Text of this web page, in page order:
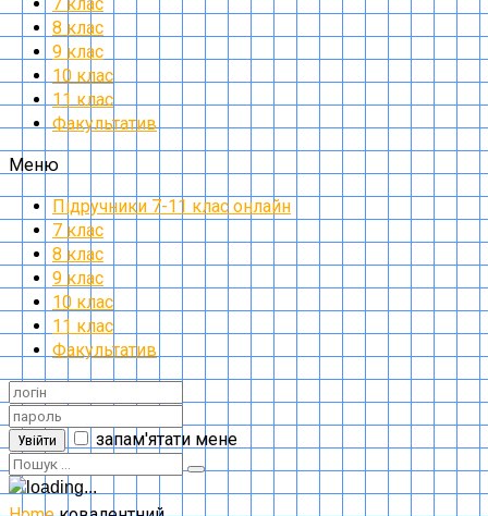
8 клас
9 клас
10 клас
11 клас
Факультатив
Меню
Підручники 7-11 клас онлайн
7 клас
8 клас
9 клас
10 клас
11 клас
Факультатив
Увійти запам'ятати мене